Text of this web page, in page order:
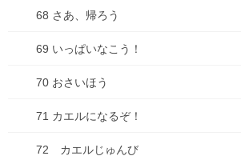
55 みんなでおやつ！
56 おいしいふくろ
57 また、会おうね
68 さあ、帰ろう
69 いっぱいなこう！
70 おさいほう
71 カエルになるぞ！
72 カエルじゅんび